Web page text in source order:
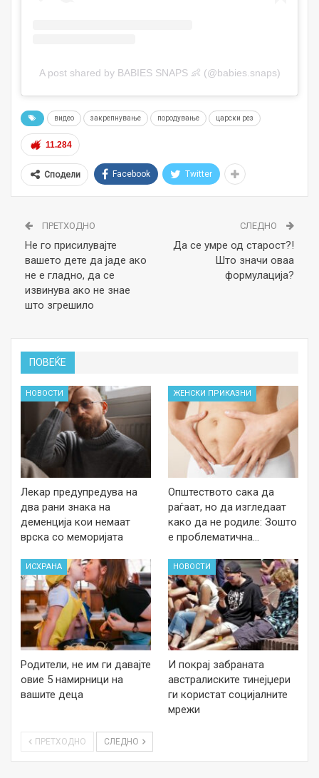
A post shared by BABIES SNAPS 👶 (@babies.snaps)
видео закрепнување породување царски рез
11.284
Сподели Facebook Twitter
ПРЕТХОДНО
Не го присилувајте
вашето дете да јаде ако
не е гладно, да се
извинува ако не знае
што згрешило
СЛЕДНО
Да се умре од старост?!
Што значи оваа
формулација?
ПОВЕЌЕ
НОВОСТИ
Лекар предупредува на
два рани знака на
деменција кои немаат
врска со меморијата
ЖЕНСКИ ПРИКАЗНИ
Општеството сака да
раѓаат, но да изгледаат
како да не родиле: Зошто
е проблематична…
ИСХРАНА
Родители, не им ги давајте
овие 5 намирници на
вашите деца
НОВОСТИ
И покрај забраната
австралиските тинејџери
ги користат социјалните
мрежи
ПРЕТХОДНО СЛЕДНО